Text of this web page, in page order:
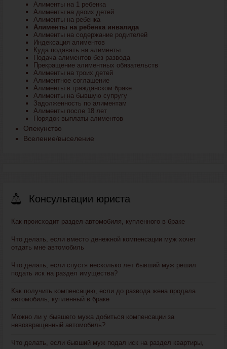
Алименты на 1 ребенка
Алименты на двоих детей
Алименты на ребенка
Алименты на ребенка инвалида
Алименты на содержание родителей
Индексация алиментов
Куда подавать на алименты
Подача алиментов без развода
Прекращение алиментных обязательств
Алименты на троих детей
Алиментное соглашение
Алименты в гражданском браке
Алименты на бывшую супругу
Задолженность по алиментам
Алименты после 18 лет
Порядок выплаты алиментов
Опекунство
Вселение/выселение
Консультации юриста
Как происходит раздел автомобиля, купленного в браке
Что делать, если вместо денежной компенсации муж хочет
отдать мне автомобиль
Что делать, если спустя несколько лет бывший муж решил
подать иск на раздел имущества?
Как получить компенсацию, если до развода жена продала
автомобиль, купленный в браке
Можно ли у бывшего мужа добиться компенсации за
невозвращенный автомобиль?
Что делать, если бывший муж подал иск на раздел квартиры,